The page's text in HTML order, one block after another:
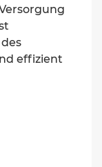
effizient